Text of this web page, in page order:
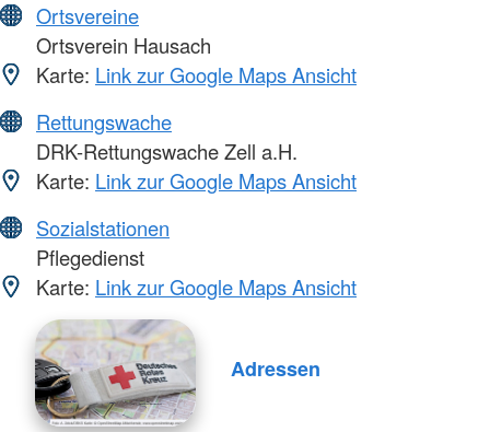
Ortsvereine
Ortsverein Hausach
Karte: Link zur Google Maps Ansicht
Rettungswache
DRK-Rettungswache Zell a.H.
Karte: Link zur Google Maps Ansicht
Sozialstationen
Pflegedienst
Karte: Link zur Google Maps Ansicht
Adressen